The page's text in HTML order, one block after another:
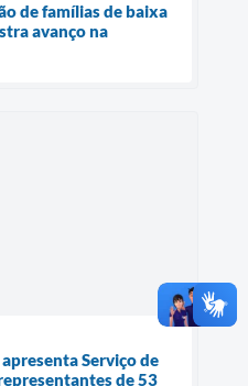
de famílias de baixa
avanço na
Serviço de
de 53